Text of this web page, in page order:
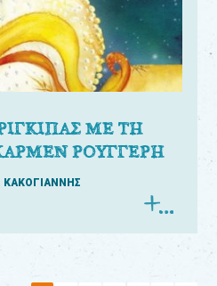
ΜΕ ΤΗ
ΡΟΥΓΓΕΡΗ